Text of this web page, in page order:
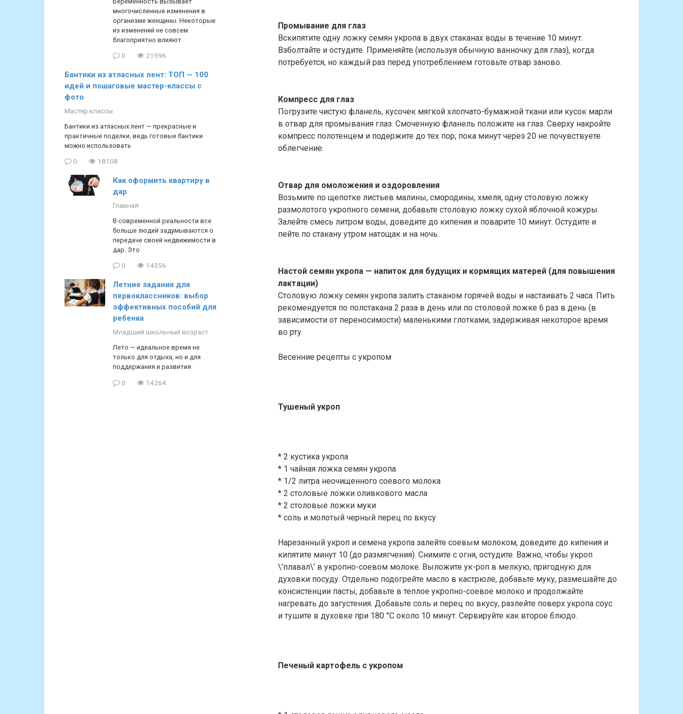
Промывание для глаз
Вскипятите одну ложку семян укропа в двух стаканах воды в течение 10 минут.
Взболтайте и остудите. Применяйте (используя обычную ванночку для глаз), когда
потребуется, но каждый раз перед употреблением готовьте отвар заново.
Компресс для глаз
Погрузите чистую фланель, кусочек мягкой хлопчато-бумажной ткани или кусок марли
в отвар для промывания глаз. Смоченную фланель положите на глаз. Сверху накройте
компресс полотенцем и подержите до тех пор, пока минут через 20 не почувствуете
облегчение.
Отвар для омоложения и оздоровления
Возьмите по щепотке листьев малины, смородины, хмеля, одну столовую ложку
размолотого укропного семени, добавьте столовую ложку сухой яблочной кожуры.
Залейте смесь литром воды, доведите до кипения и поварите 10 минут. Остудите и
пейте по стакану утром натощак и на ночь.
Настой семян укропа — напиток для будущих и кормящих матерей (для повышения
лактации)
Столовую ложку семян укропа залить стаканом горячей воды и настаивать 2 часа. Пить
рекомендуется по полстакана 2 раза в день или по столовой ложке 6 раз в день (в
зависимости от переносимости) маленькими глотками, задерживая некоторое время
во рту.
Весенние рецепты с укропом
Тушеный укроп
* 2 кустика укропа
* 1 чайная ложка семян укропа
* 1/2 литра неочищенного соевого молока
* 2 столовые ложки оливкового масла
* 2 столовые ложки муки
* соль и молотый черный перец по вкусу
Нарезанный укроп и семена укропа залейте соевым молоком, доведите до кипения и
кипятите минут 10 (до размягчения). Снимите с огня, остудите. Важно, чтобы укроп
\’плавал\’ в укропно-соевом молоке. Выложите ук-роп в мелкую, пригодную для
духовки посуду. Отдельно подогрейте масло в кастрюле, добавьте муку, размешайте до
консистенции пасты, добавьте в теплое укропно-соевое молоко и продолжайте
нагревать до загустения. Добавьте соль и перец по вкусу, разлейте поверх укропа соус
и тушите в духовке при 180 °С около 10 минут. Сервируйте как второе блюдо.
Печеный картофель с укропом
многочисленные изменения в
организме женщины. Некоторые
из изменений не совсем
благоприятно влияют
0 21596
Бантики из атласных лент: ТОП — 100
идей и пошаговые мастер-классы с
фото
Мастер классы
Бантики из атласных лент — прекрасные и
практичные поделки, ведь готовые бантики
можно использовать
0 18108
Как оформить квартиру в
дар
Главная
В современной реальности все
больше людей задумываются о
передаче своей недвижимости в
дар. Это
0 14356
Летние задания для
первоклассников: выбор
эффективных пособий для
ребенка
Младший школьный возраст
Лето — идеальное время не
только для отдыха, но и для
поддержания и развития
0 14264